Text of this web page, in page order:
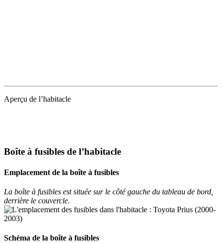
Aperçu de l’habitacle
Boîte à fusibles de l’habitacle
Emplacement de la boîte à fusibles
La boîte à fusibles est située sur le côté gauche du tableau de bord,
derrière le couvercle.
Schéma de la boîte à fusibles